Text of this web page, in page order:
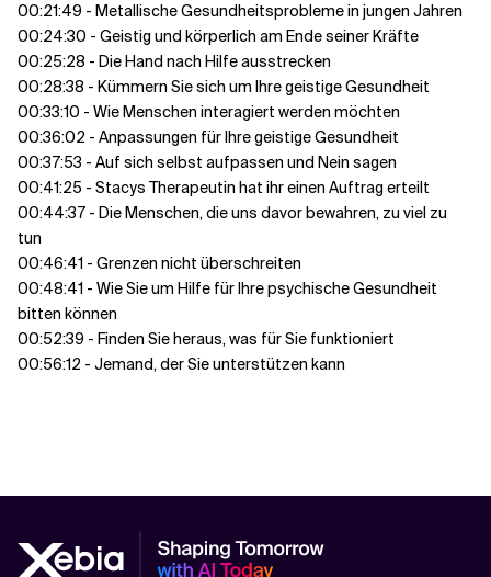
00:21:49 - Metallische Gesundheitsprobleme in jungen Jahren
00:24:30 - Geistig und körperlich am Ende seiner Kräfte
00:25:28 - Die Hand nach Hilfe ausstrecken
00:28:38 - Kümmern Sie sich um Ihre geistige Gesundheit
00:33:10 - Wie Menschen interagiert werden möchten
00:36:02 - Anpassungen für Ihre geistige Gesundheit
00:37:53 - Auf sich selbst aufpassen und Nein sagen
00:41:25 - Stacys Therapeutin hat ihr einen Auftrag erteilt
00:44:37 - Die Menschen, die uns davor bewahren, zu viel zu
tun
00:46:41 - Grenzen nicht überschreiten
00:48:41 - Wie Sie um Hilfe für Ihre psychische Gesundheit
bitten können
00:52:39 - Finden Sie heraus, was für Sie funktioniert
00:56:12 - Jemand, der Sie unterstützen kann